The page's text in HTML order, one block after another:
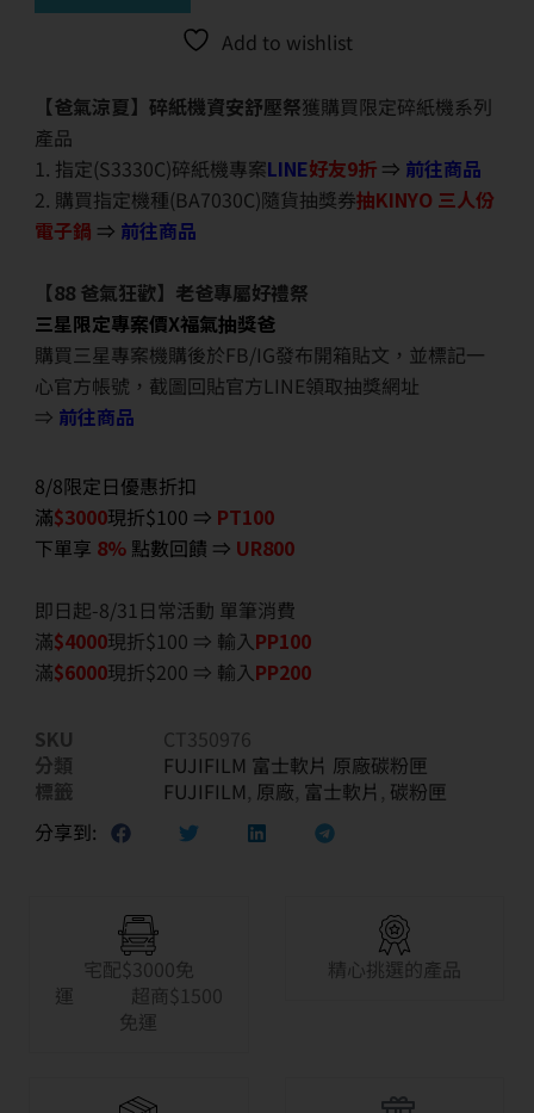
Add to wishlist
【爸氣涼夏】碎紙機資安舒壓祭獲購買限定碎紙機系列
產品
1. 指定(S3330C)碎紙機專案LINE好友9折 ⇒ 前往商品
2. 購買指定機種(BA7030C)隨貨抽獎券抽KINYO 三人份
電子鍋 ⇒ 前往商品
【88 爸氣狂歡】老爸專屬好禮祭
三星限定專案價X福氣抽獎爸
購買三星專案機購後於FB/IG發布開箱貼文，並標記一
心官方帳號，截圖回貼官方LINE領取抽獎網址
⇒ 前往商品
8/8限定日優惠折扣
滿$3000現折$100 ⇒ PT100
下單享 8% 點數回饋 ⇒ UR800
即日起-8/31日常活動 單筆消費
滿$4000現折$100 ⇒ 輸入PP100
滿$6000現折$200 ⇒ 輸入PP200
SKU
CT350976
分類
FUJIFILM 富士軟片 原廠碳粉匣
標籤
FUJIFILM, 原廠, 富士軟片 , 碳粉匣
分享到:
宅配$3000免
運 超商$1500
免運
精心挑選的產品